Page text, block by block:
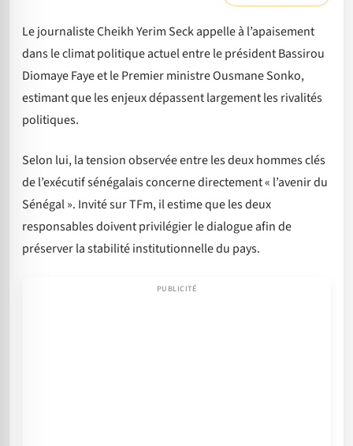
Le journaliste Cheikh Yerim Seck appelle à l’apaisement
dans le climat politique actuel entre le président Bassirou
Diomaye Faye et le Premier ministre Ousmane Sonko,
estimant que les enjeux dépassent largement les rivalités
politiques.
Selon lui, la tension observée entre les deux hommes clés
de l’exécutif sénégalais concerne directement « l’avenir du
Sénégal ». Invité sur TFm, il estime que les deux
responsables doivent privilégier le dialogue afin de
préserver la stabilité institutionnelle du pays.